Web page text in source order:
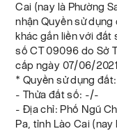
Cai (nay là Phường
nhận Quyền sử
khác gắn liền với
số CT 09096 do Sở
cấp ngày 07/06/
* Quyền sử dụng đất:
- Thửa đất số:
- Địa chỉ: Phố Ngũ
Pa, tỉnh Lào Cai (nay